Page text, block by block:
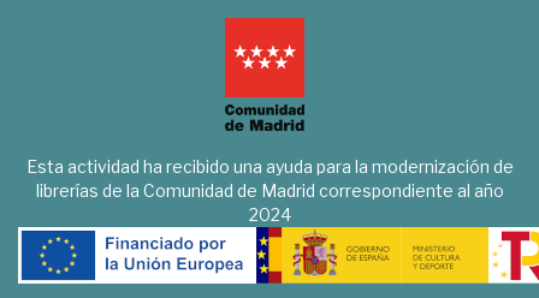
Esta actividad ha recibido una ayuda para la modernización de
librerías de la Comunidad de Madrid correspondiente al año
2024